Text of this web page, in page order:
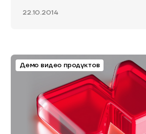
22.10.2014
Демо видео продуктов